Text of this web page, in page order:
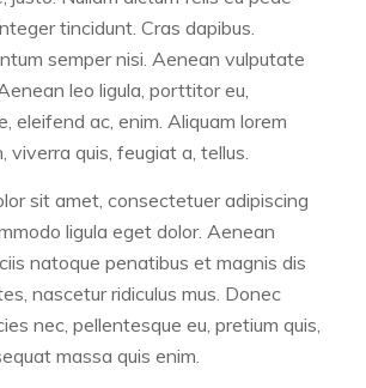
tincidunt. Cras dapibus.
semper nisi. Aenean vulputate
leo ligula, porttitor eu,
eleifend ac, enim. Aliquam lorem
viverra quis, feugiat a, tellus.
sit amet, consectetuer adipiscing
ligula eget dolor. Aenean
natoque penatibus et magnis dis
nascetur ridiculus mus. Donec
nec, pellentesque eu, pretium quis,
massa quis enim.